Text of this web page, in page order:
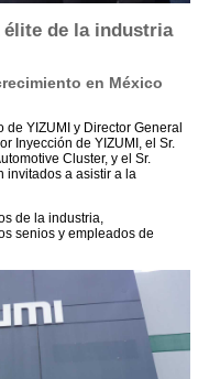
élite de la industria
en México
de YIZUMI y Director General
Inyección de YIZUMI, el Sr.
Cluster, y el Sr.
invitados a asistir a la
de la industria,
senios y empleados de